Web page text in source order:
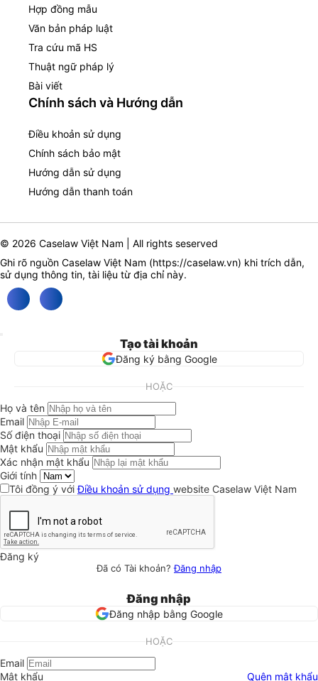
Hợp đồng mẫu
Văn bản pháp luật
Tra cứu mã HS
Thuật ngữ pháp lý
Bài viết
Chính sách và Hướng dẫn
Điều khoản sử dụng
Chính sách bảo mật
Hướng dẫn sử dụng
Hướng dẫn thanh toán
© 2026 Caselaw Việt Nam | All rights seserved
Ghi rõ nguồn Caselaw Việt Nam (https://caselaw.vn) khi trích dẫn,
sử dụng thông tin, tài liệu từ địa chỉ này.
Tạo tài khoản
Đăng ký bằng Google
HOẶC
Họ và tên
Email
Số điện thoại
Mật khẩu
Xác nhận mật khẩu
Giới tính
Tôi đồng ý vớiĐiều khoản sử dụng website Caselaw Việt Nam
Đăng ký
Đã có Tài khoản?Đăng nhập
Đăng nhập
Đăng nhập bằng Google
HOẶC
Email
Mật khẩu
Quên mật khẩu